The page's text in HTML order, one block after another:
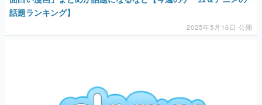
話題ランキング】
2025年5月16日 公開